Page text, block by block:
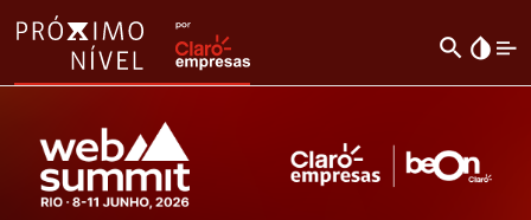
search invert_colors